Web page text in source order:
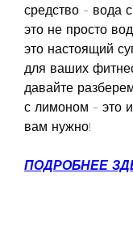
средство - вода
это не просто
это настоящий
для ваших
давайте
с лимоном - это
вам нужно!
ПОДРОБНЕЕ